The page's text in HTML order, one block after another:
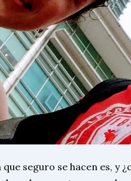
seguro se hacen es, y